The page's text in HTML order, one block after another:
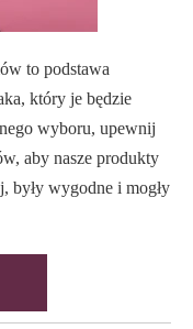
to podstawa
który je będzie
wyboru, upewnij
aby nasze produkty
były wygodne i mogły